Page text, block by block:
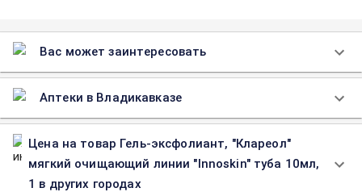
Вас может заинтересовать
Аптеки в Владикавказе
Цена на товар Гель-эксфолиант, "Клареол"
мягкий очищающий линии "Innoskin" туба 10мл,
1 в других городах